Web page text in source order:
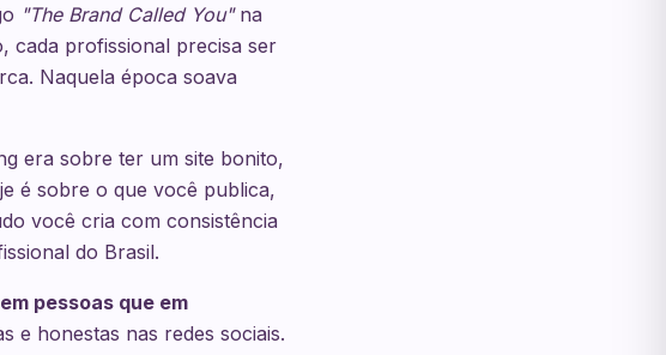
"The Brand Called You"na
cada profissional precisa ser
Naquela época soava
era sobre ter um site bonito,
é sobre o que você publica,
você cria com consistência
do Brasil.
pessoas que em
e honestas nas redes sociais.